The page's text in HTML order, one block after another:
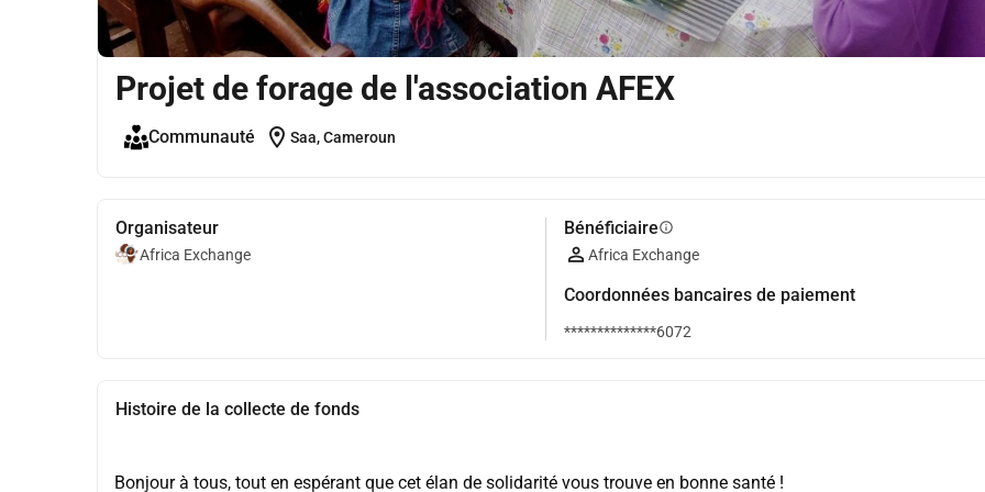
Projet de forage de l'association AFEX
Communauté location_on Saa, Cameroun
Organisateur
Africa Exchange
Bénéficiaireinfo
Africa Exchange
Coordonnées bancaires de paiement
**************6072
Histoire de la collecte de fonds
Bonjour à tous, tout en espérant que cet élan de solidarité vous trouve en bonne santé !